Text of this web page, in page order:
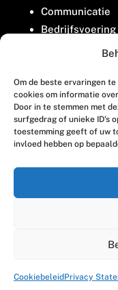
Om de beste ervaringen
cookies om informatie
Door in te stemmen met
surfgedrag of unieke ID's
toestemming geeft of uw
invloed hebben op
CookiebeleidPrivacy
Communicatie
Bedrijfsvoering
Contact
Houttuinlaan 8
3447 GM